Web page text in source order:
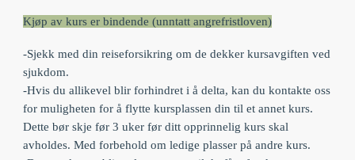
Kjøp av kurs er bindende (unntatt angrefristloven)
-Sjekk med din reiseforsikring om de dekker kursavgiften ved
sjukdom.
-Hvis du allikevel blir forhindret i å delta, kan du kontakte oss
for muligheten for å flytte kursplassen din til et annet kurs.
Dette bør skje før 3 uker før ditt opprinnelig kurs skal
avholdes. Med forbehold om ledige plasser på andre kurs.